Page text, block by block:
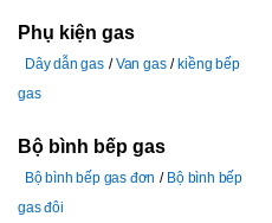
Phụ kiện gas
Dây dẫn gas Van gas
kiềng bếp
gas
Bộ bình bếp gas
Bộ bình bếp gas đơn
Bộ bình bếp
gas đôi